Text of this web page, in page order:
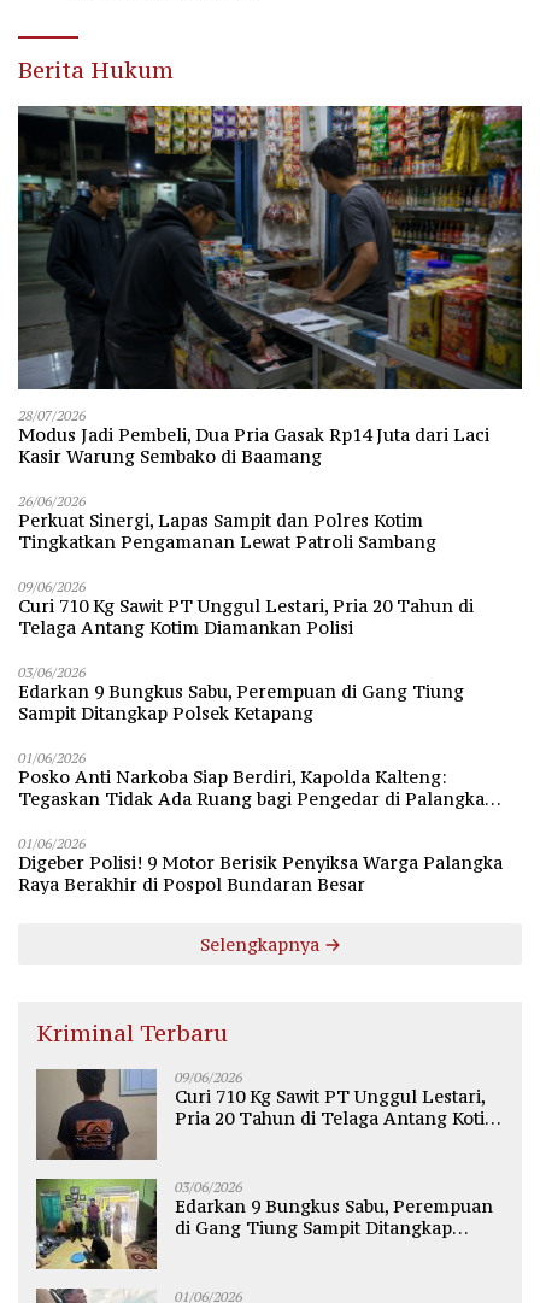
Berita Hukum
28/07/2026
Modus Jadi Pembeli, Dua Pria Gasak Rp14 Juta dari Laci
Kasir Warung Sembako di Baamang
26/06/2026
Perkuat Sinergi, Lapas Sampit dan Polres Kotim
Tingkatkan Pengamanan Lewat Patroli Sambang
09/06/2026
Curi 710 Kg Sawit PT Unggul Lestari, Pria 20 Tahun di
Telaga Antang Kotim Diamankan Polisi
03/06/2026
Edarkan 9 Bungkus Sabu, Perempuan di Gang Tiung
Sampit Ditangkap Polsek Ketapang
01/06/2026
Posko Anti Narkoba Siap Berdiri, Kapolda Kalteng:
Tegaskan Tidak Ada Ruang bagi Pengedar di Palangka
01/06/2026
Digeber Polisi! 9 Motor Berisik Penyiksa Warga Palangka
Raya Berakhir di Pospol Bundaran Besar
Selengkapnya
Kriminal Terbaru
09/06/2026
Curi 710 Kg Sawit PT Unggul Lestari,
Pria 20 Tahun di Telaga Antang Kotim
03/06/2026
Edarkan 9 Bungkus Sabu, Perempuan
di Gang Tiung Sampit Ditangkap
01/06/2026